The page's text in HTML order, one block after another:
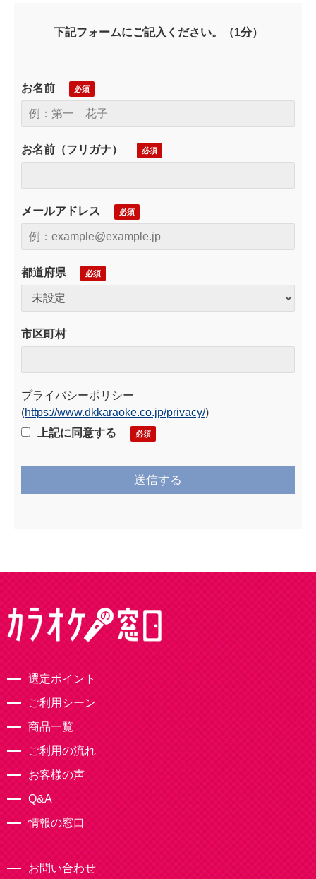
下記フォームにご記入ください。（1分）
お名前
お名前（フリガナ）
メールアドレス
都道府県
市区町村
プライバシーポリシー
(https://www.dkkaraoke.co.jp/privacy/)
上記に同意する
「カラオケの窓口」
夏季休業に伴い、以下休業とさせて頂きます。
期間：2026年8月8日・8月9日・8月11日
2026年8月13日～8月16日
メンテナンスは直接ご契約先にお問い合わせください。
【問い合わせ一覧】
今すぐ電話
選定ポイント
ご利用シーン
商品一覧
ご利用の流れ
お客様の声
Q&A
情報の窓口
お問い合わせ